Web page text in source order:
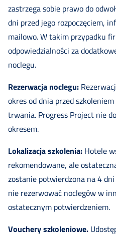
zastrzega sobie prawo do
dni przed jego rozpoczęciem,
mailowo. W takim przypadku
odpowiedzialności za
noclegu.
Rezerwacja noclegu:
okres od dnia przed
trwania. Progress Project nie
okresem.
Lokalizacja szkolenia: Hotele
rekomendowane, ale
zostanie potwierdzona na 4
nie rezerwować noclegów w
ostatecznym potwierdzeniem.
Vouchery szkoleniowe.